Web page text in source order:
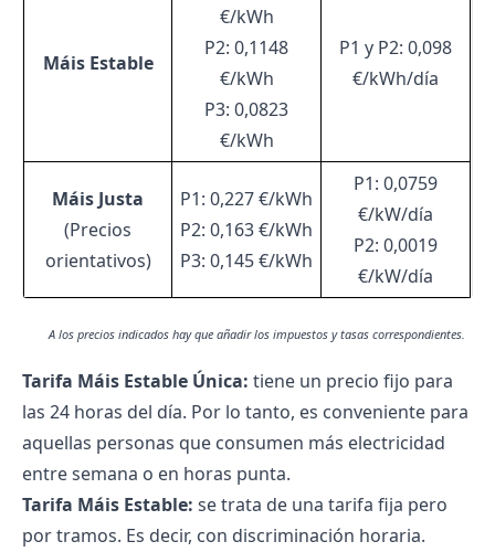
Máis Estable
€/kWh
P2: 0,1148
€/kWh
P3: 0,0823
€/kWh
P1 y P2: 0,098
€/kWh/día
Máis Justa
(Precios
orientativos)
P1: 0,227 €/kWh
P2: 0,163 €/kWh
P3: 0,145 €/kWh
P1: 0,0759
€/kW/día
P2: 0,0019
€/kW/día
A los precios indicados hay que añadir los impuestos y tasas correspondientes.
Tarifa Máis Estable Única: tiene un precio fijo para
las 24 horas del día. Por lo tanto, es conveniente para
aquellas personas que consumen más electricidad
entre semana o en horas punta.
Tarifa Máis Estable: se trata de una tarifa fija pero
por tramos. Es decir, con discriminación horaria.